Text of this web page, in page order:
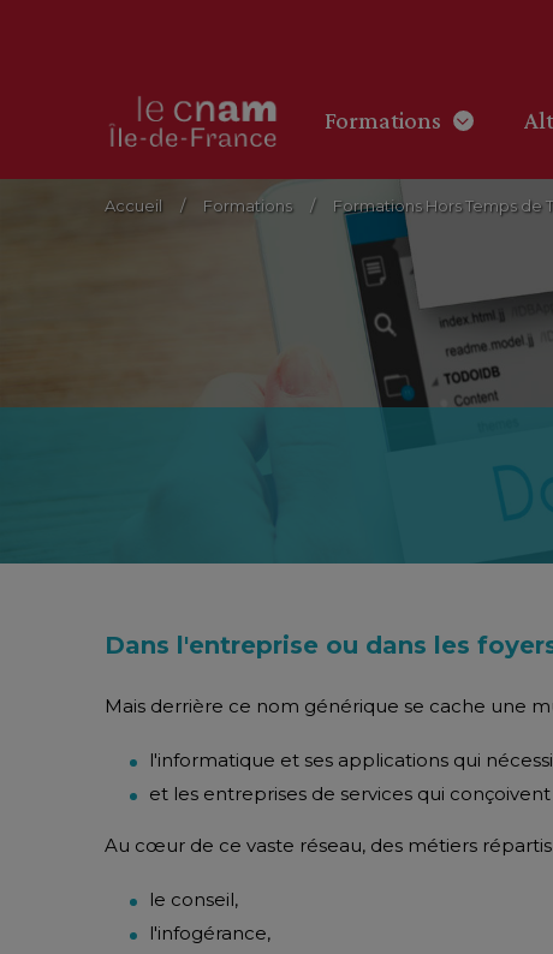
Formations
Accueil Formations Formations Hors Temps de
Dans l'entreprise ou dans les
Mais derrière ce nom générique se cache une
l'informatique et ses applications qui
et les entreprises de services qui
Au cœur de ce vaste réseau, des métiers
le conseil,
l'infogérance,